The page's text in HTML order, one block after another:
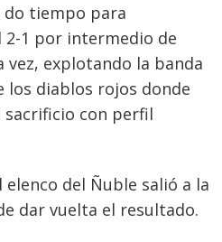
do tiempo para
2-1 por intermedio de
explotando la banda
los diablos rojos donde
sacrificio con perfil
del Ñuble salió a la
dar vuelta el resultado.